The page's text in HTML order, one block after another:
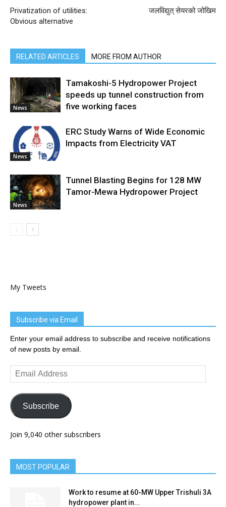
Privatization of utilities:
Obvious alternative
जलविद्युत् सेयरको जोखिम
RELATED ARTICLES MORE FROM AUTHOR
News
Tamakoshi-5 Hydropower Project
speeds up tunnel construction from
five working faces
News
ERC Study Warns of Wide Economic
Impacts from Electricity VAT
News
Tunnel Blasting Begins for 128 MW
Tamor-Mewa Hydropower Project
My Tweets
Subscribe via Email
Enter your email address to subscribe and receive notifications
of new posts by email.
Email
Address
Subscribe
Join 9,040 other subscribers
MOST POPULAR
Work to resume at 60-MW Upper Trishuli 3A
hydropower plant in...